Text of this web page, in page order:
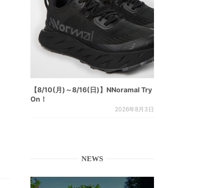
【8/10(月)～8/16(日)】NNoramal Try
On！
2026年8月3日
NEWS